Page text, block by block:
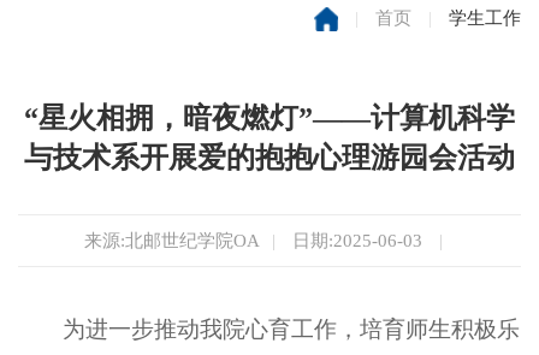
| 首页 | 学生工作
“星火相拥，暗夜燃灯”——计算机科学
与技术系开展爱的抱抱心理游园会活动
来源:北邮世纪学院OA | 日期:2025-06-03 |
为进一步推动我院心育工作，培育师生积极乐